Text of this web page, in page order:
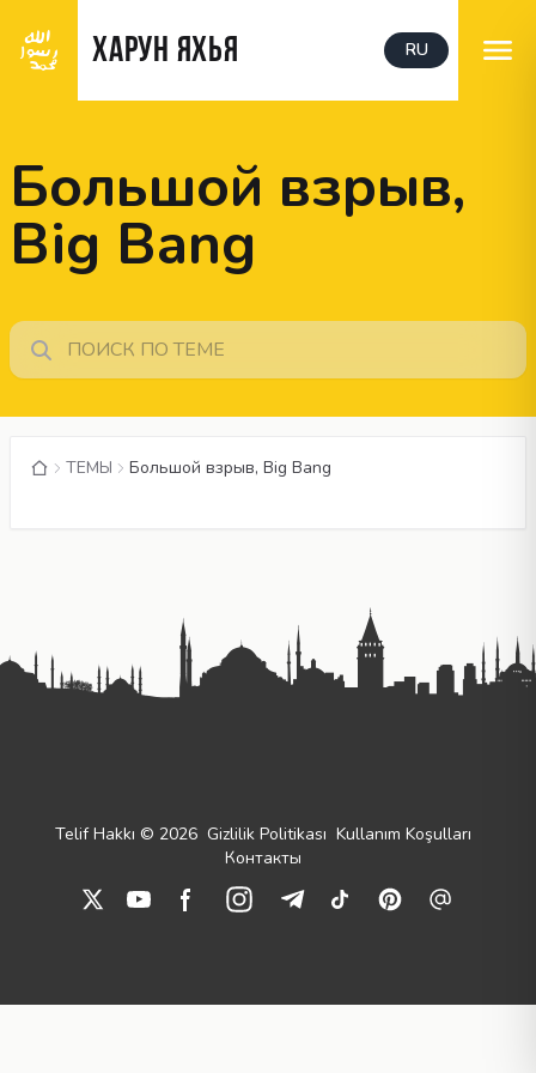
ХАРУН ЯХЬЯ RU
Большой взрыв,
Big Bang
ТЕМЫ Большой взрыв, Big Bang
Telif Hakkı © 2026 Gizlilik Politikası Kullanım Koşulları
Контакты